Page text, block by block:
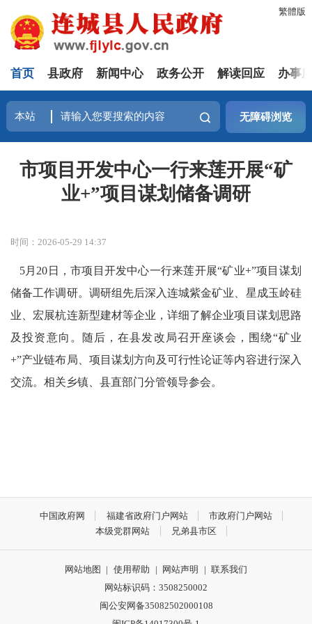
繁體版
首页 县政府 新闻中心 政务公开 解读回应 办事
无障碍浏览
市项目开发中心一行来莲开展“矿
业+”项目谋划储备调研
时间：2026-05-29 14:37
5月20日，市项目开发中心一行来莲开展“矿业+”项目谋划
储备工作调研。调研组先后深入连城紫金矿业、星成玉岭硅
业、宏展杭连新型建材等企业，详细了解企业项目谋划思路
及投资意向。随后，在县发改局召开座谈会，围绕“矿业
+”产业链布局、项目谋划方向及可行性论证等内容进行深入
交流。相关乡镇、县直部门分管领导参会。
中国政府网 福建省政府门户网站
市政府门户网站
本级党群网站
兄弟县市区
网站地图 | 使用帮助 | 网站声明 | 联系我们
网站标识码：3508250002
闽公安网备35082502000108